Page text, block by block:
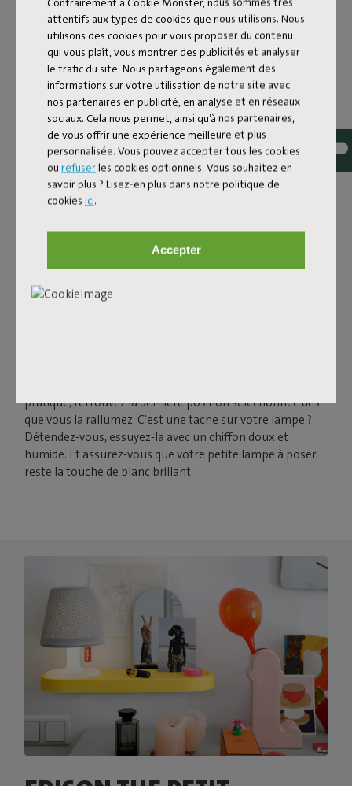
attentifs aux types de cookies que nous utilisons. Nous
utilisons des cookies pour vous proposer du contenu
qui vous plaît, vous montrer des publicités et analyser
le trafic du site. Nous partageons également des
informations sur votre utilisation de notre site avec
nos partenaires en publicité, en analyse et en réseaux
sociaux. Cela nous permet, ainsi qu’à nos partenaires,
de vous offrir une expérience meilleure et plus
personnalisée. Vous pouvez accepter tous les cookies
ou refuserles cookies optionnels. Vous souhaitez en
savoir plus ? Lisez-en plus dans notre politique de
cookies ici.
Accepter
DE LA LAMPE DE CHEVET À
D'EXTÉRIEUR
partout où vous allez. Cette lampe LED sans fil diffuse
pratique, retrouvez la dernière position sélectionnée dès
que vous la rallumez. C'est une tache sur votre lampe ?
Détendez-vous, essuyez-la avec un chiffon doux et
humide. Et assurez-vous que votre petite lampe à poser
reste la touche de blanc brillant.